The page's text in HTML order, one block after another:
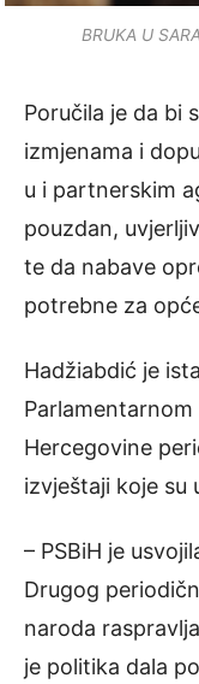
BRUKA U
Poručila je da bi
izmjenama i
u i partnerskim
pouzdan,
te da nabave
potrebne za
Hadžiabdić je
Hercegovine
izvještaji koje su
– PSBiH je
Drugog
naroda
je politika dala